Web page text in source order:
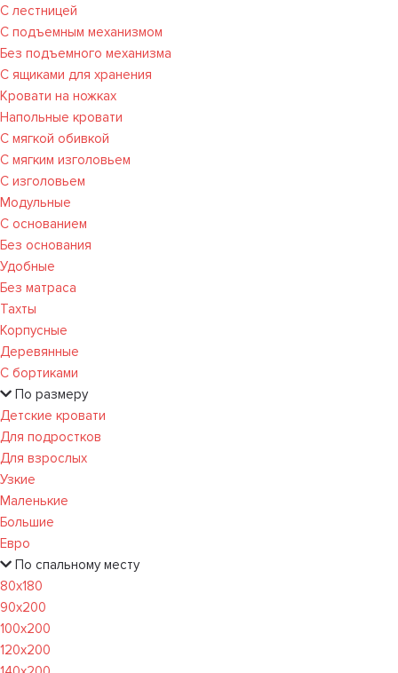
С лестницей
С подъемным механизмом
Без подъемного механизма
С ящиками для хранения
Кровати на ножках
Напольные кровати
С мягкой обивкой
С мягким изголовьем
С изголовьем
Модульные
С основанием
Без основания
Удобные
Без матраса
Тахты
Корпусные
Деревянные
С бортиками
По размеру
Детские кровати
Для подростков
Для взрослых
Узкие
Маленькие
Большие
Евро
По спальному месту
80х180
90х200
100х200
120x200